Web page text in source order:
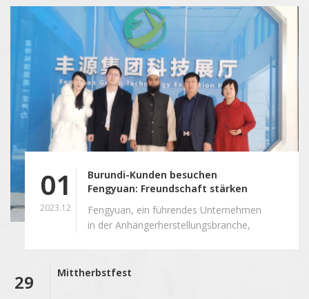
01
2023.12
Burundi-Kunden besuchen
Fengyuan: Freundschaft stärken
erkunden
Fengyuan, ein führendes Unternehmen
in der Anhängerherstellungsbranche,
haben eine langjährige und erfolgreiche
29 Mittherbstfest